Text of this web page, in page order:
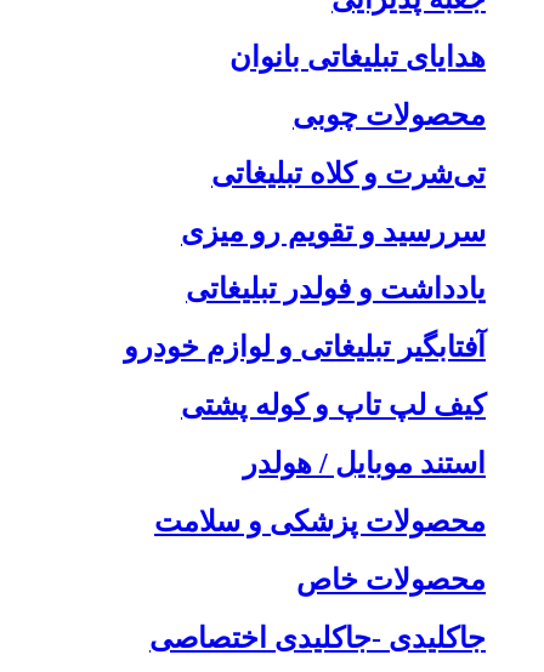
هدایای تبلیغاتی بانوان
محصولات چوبی
تی‌شرت و کلاه تبلیغاتی
سررسید و تقویم رو میزی
یادداشت و فولدر تبلیغاتی
آفتابگیر تبلیغاتی و لوازم خودرو
کیف لپ تاپ و کوله پشتی
استند موبایل / هولدر
محصولات پزشکی و سلامت
محصولات خاص
جاکلیدی -جاکلیدی اختصاصی